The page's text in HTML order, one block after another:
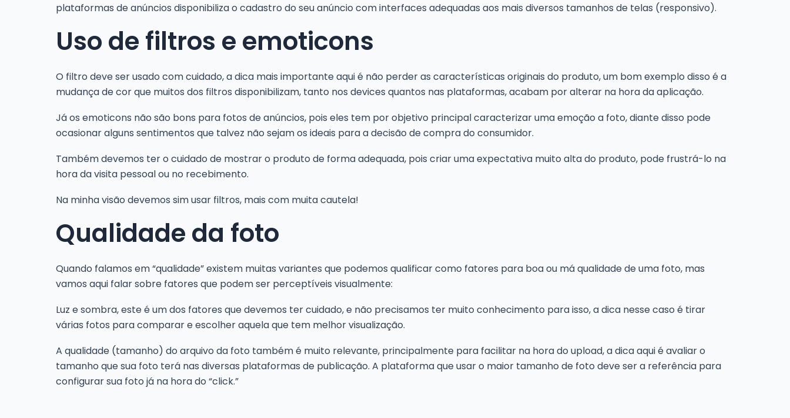
plataformas de anúncios disponibiliza o cadastro do seu anúncio com interfaces adequadas aos mais diversos tamanhos de telas (responsivo).
Uso de filtros e emoticons
O filtro deve ser usado com cuidado, a dica mais importante aqui é não perder as características originais do produto, um bom exemplo disso é a
mudança de cor que muitos dos filtros disponibilizam, tanto nos devices quantos nas plataformas, acabam por alterar na hora da aplicação.
Já os emoticons não são bons para fotos de anúncios, pois eles tem por objetivo principal caracterizar uma emoção a foto, diante disso pode
ocasionar alguns sentimentos que talvez não sejam os ideais para a decisão de compra do consumidor.
Também devemos ter o cuidado de mostrar o produto de forma adequada, pois criar uma expectativa muito alta do produto, pode frustrá-lo na
hora da visita pessoal ou no recebimento.
Na minha visão devemos sim usar filtros, mais com muita cautela!
Qualidade da foto
Quando falamos em “qualidade” existem muitas variantes que podemos qualificar como fatores para boa ou má qualidade de uma foto, mas
vamos aqui falar sobre fatores que podem ser perceptíveis visualmente:
Luz e sombra, este é um dos fatores que devemos ter cuidado, e não precisamos ter muito conhecimento para isso, a dica nesse caso é tirar
várias fotos para comparar e escolher aquela que tem melhor visualização.
A qualidade (tamanho) do arquivo da foto também é muito relevante, principalmente para facilitar na hora do upload, a dica aqui é avaliar o
tamanho que sua foto terá nas diversas plataformas de publicação. A plataforma que usar o maior tamanho de foto deve ser a referência para
configurar sua foto já na hora do “click.”